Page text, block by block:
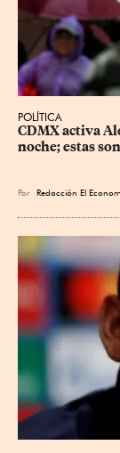
POLÍTICA
CDMX activa
noche; estas
Por Redacción El